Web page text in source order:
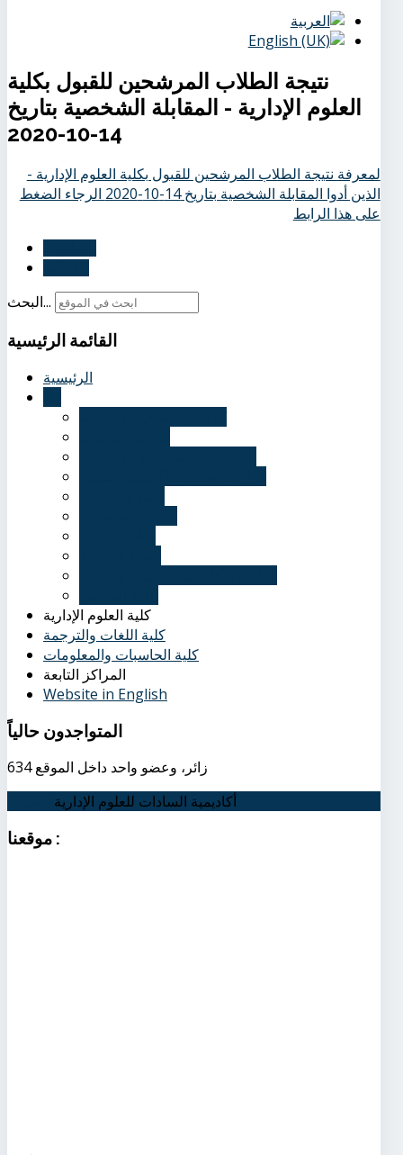
نتيجة الطلاب المرشحين للقبول بكلية
العلوم الإدارية - المقابلة الشخصية بتاريخ
14-10-2020
لمعرفة نتيجة الطلاب المرشحين للقبول بكلية العلوم الإدارية -
الذين أدوا المقابلة الشخصية بتاريخ 14-10-2020 الرجاء الضغط
على هذا الرابط
البحث...
القائمة الرئيسية
الرئيسية
كلية العلوم الإدارية
كلية اللغات والترجمة
كلية الحاسبات والمعلومات
المراكز التابعة
Website in English
المتواجدون حالياً
634 زائر، وعضو واحد داخل الموقع
أكاديمية السادات للعلوم الإدارية
: